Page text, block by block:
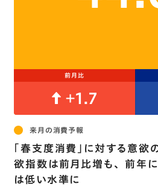
前月比
+1.7
来月の消費予報
｢春支度消費｣に対する意欲
欲指数は前月比増も､ 前年に
は低い水準に